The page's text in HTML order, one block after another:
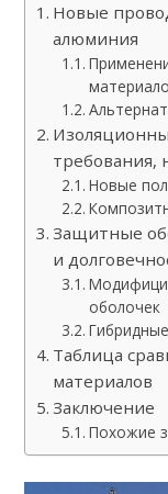
Новые
алюминия
требования,
Новые
Защитные
и
оболочек
Таблица
материалов
Заключение
Похожие